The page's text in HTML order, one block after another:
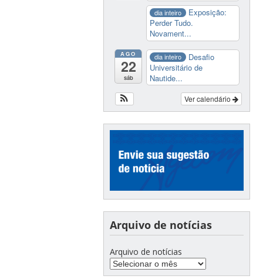
dia inteiro
Exposição:
Perder Tudo.
Novament...
AGO
22
sáb
dia inteiro
Desafio
Universitário de
Nautide...
Ver calendário
Arquivo de notícias
Arquivo de notícias